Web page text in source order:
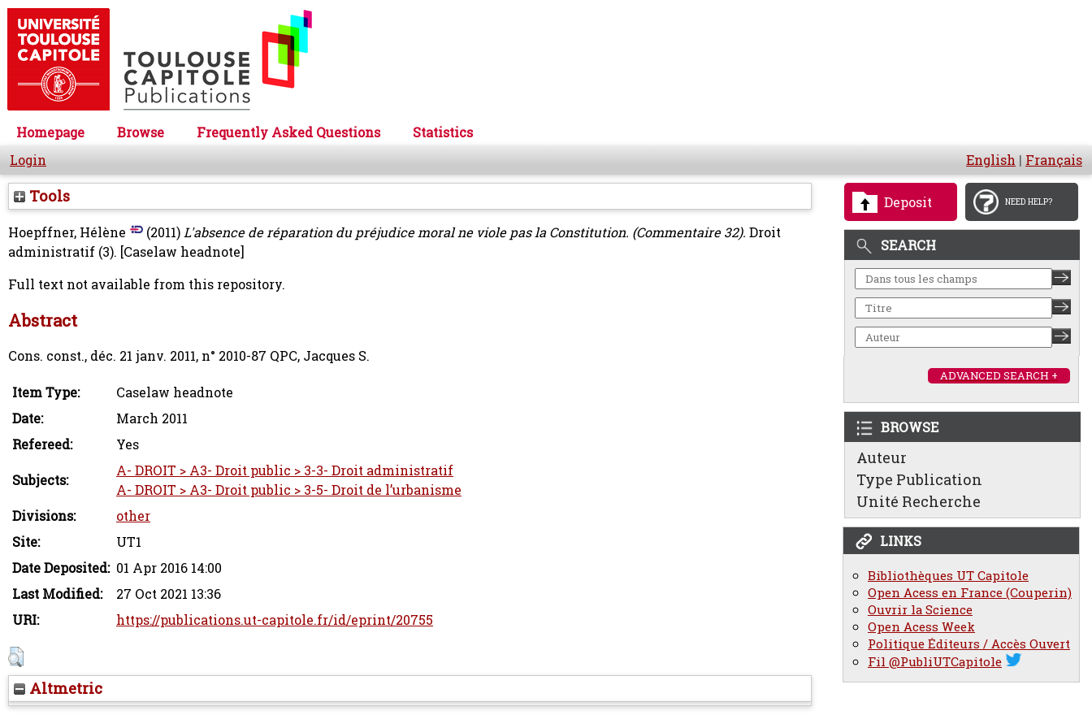
Homepage Browse Frequently Asked Questions
Statistics
Login
English | Français
Deposit NEED HELP?
SEARCH
ADVANCED SEARCH +
BROWSE
Auteur
Type Publication
Unité Recherche
LINKS
Bibliothèques UT Capitole
Open Acess en France (Couperin)
Ouvrir la Science
Open Acess Week
Politique Éditeurs / Accès Ouvert
Fil @PubliUTCapitole
Tools
Hoepffner, Hélène (2011)L'absence de réparation du préjudice moral ne viole pas la Constitution. (Commentaire 32). Droit
administratif (3). [Caselaw headnote]
Full text not available from this repository.
Abstract
Cons. const., déc. 21 janv. 2011, n° 2010-87 QPC, Jacques S.
Item Type:
Caselaw headnote
Date:
March 2011
Refereed:
Yes
Subjects:
A- DROIT > A3- Droit public > 3-3- Droit administratif
A- DROIT > A3- Droit public > 3-5- Droit de l’urbanisme
Divisions:
other
Site:
UT1
Date Deposited: 01 Apr 2016 14:00
Last Modified:
27 Oct 2021 13:36
URI:
https://publications.ut-capitole.fr/id/eprint/20755
Altmetric